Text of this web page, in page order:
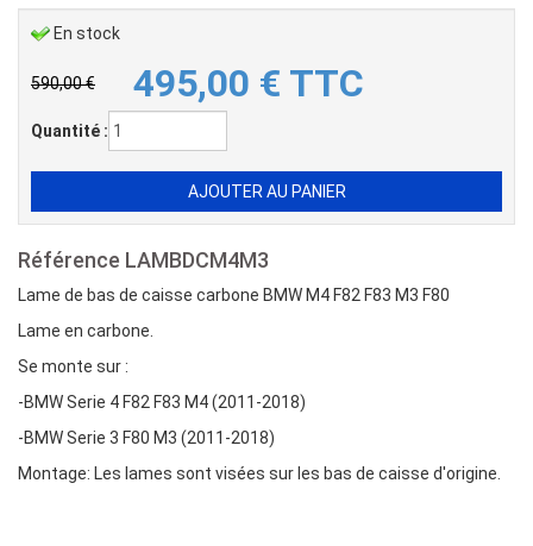
En stock
590,00 € 495,00 € TTC
Quantité :
Référence LAMBDCM4M3
Lame de bas de caisse carbone BMW M4 F82 F83 M3 F80
Lame en carbone.
Se monte sur :
-BMW Serie 4 F82 F83 M4 (2011-2018)
-BMW Serie 3 F80 M3 (2011-2018)
Montage: Les lames sont visées sur les bas de caisse d'origine.